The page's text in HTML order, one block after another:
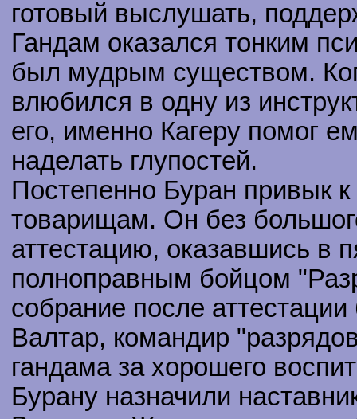
готовый выслушать,
Гандам оказался тонким
был мудрым существом.
влюбился в одну из
его, именно Кагеру помог
наделать глупостей.
Постепенно Буран привык
товарищам. Он без
аттестацию, оказавшись в
полноправным бойцом
собрание после
Валтар, командир
гандама за хорошего
Бурану назначили